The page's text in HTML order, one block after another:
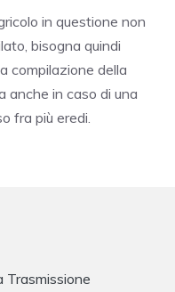
in questione non
bisogna quindi
compilazione della
anche in caso di una
fra più eredi.
Trasmissione